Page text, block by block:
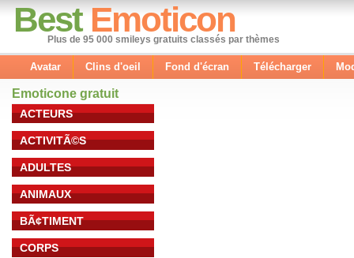
Best Emoticon
Plus de 95 000 smileys gratuits classés par thèmes
Avatar Clins d'oeil Fond d'écran Télécharger
Emoticone gratuit
ACTEURS
ACTIVITÃ©S
ADULTES
ANIMAUX
BÃ¢TIMENT
CORPS